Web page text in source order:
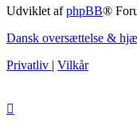
Udviklet afphpBB®
Dansk oversættelse &
Privatliv | Vilkår